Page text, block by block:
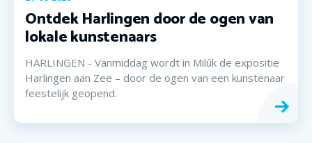
Ontdek Harlingen door de ogen van
lokale kunstenaars
HARLINGEN - Vanmiddag wordt in Milûk de expositie
Harlingen aan Zee – door de ogen van een kunstenaar
feestelijk geopend.